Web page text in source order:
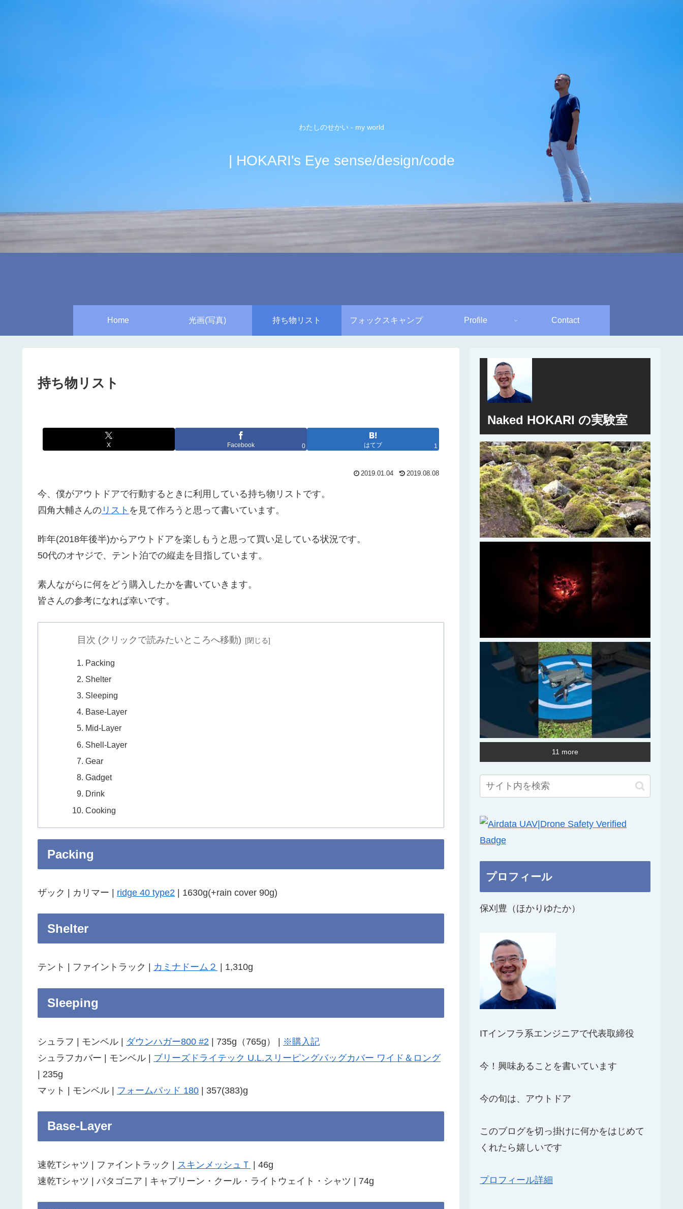
わたしのせかい - my world
| HOKARI's Eye sense/design/code
Home 光画(写真) 持ち物リスト フォックスキャンプ Profile Contact
持ち物リスト
X Facebook 0 はてブ 1
2019.01.04 2019.08.08
今、僕がアウトドアで行動するときに利用している持ち物リストです。
四角大輔さんの リスト を見て作ろうと思って書いています。
昨年(2018年後半)からアウトドアを楽しもうと思って買い足している状況です。
50代のオヤジで、テント泊での縦走を目指しています。
素人ながらに何をどう購入したかを書いていきます。
皆さんの参考になれば幸いです。
目次 (クリックで読みたいところへ移動)
Packing
Shelter
Sleeping
Base-Layer
Mid-Layer
Shell-Layer
Gear
Gadget
Drink
Cooking
Packing
ザック | カリマー | ridge 40 type2 | 1630g(+rain cover 90g)
Shelter
テント | ファイントラック | カミナドーム２ | 1,310g
Sleeping
シュラフ | モンベル | ダウンハガー800 #2 | 735g（765g） | ※購入記
シュラフカバー | モンベル | ブリーズドライテック U.L.スリーピングバッグカバー ワイド＆ロング
| 235g
マット | モンベル | フォームパッド 180 | 357(383)g
Base-Layer
速乾Tシャツ | ファイントラック | スキンメッシュＴ | 46g
速乾Tシャツ | パタゴニア | キャプリーン・クール・ライトウェイト・シャツ | 74g
Naked HOKARI の実験室
11 more
プロフィール
保刈豊（ほかりゆたか）
ITインフラ系エンジニアで代表取締役
今！興味あることを書いています
今の旬は、アウトドア
このブログを切っ掛けに何かをはじめて
くれたら嬉しいです
プロフィール詳細